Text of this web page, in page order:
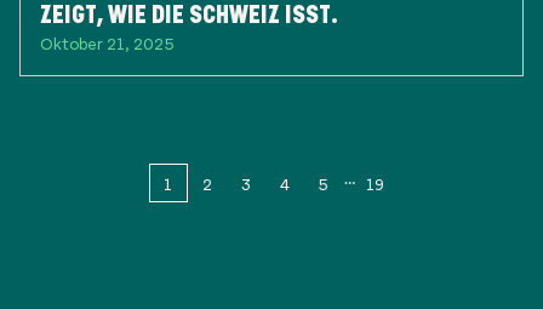
ZEIGT, WIE DIE SCHWEIZ ISST.
Oktober 21, 2025
1 2 3 4 5 19